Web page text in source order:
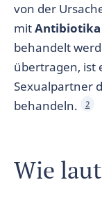
von der
mit
behandelt
übertragen, ist
Sexualpartner
behandeln.
2
Wie